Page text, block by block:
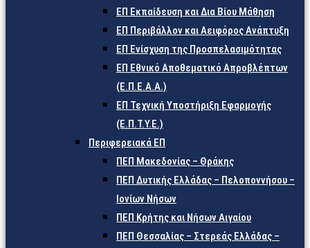
ΕΠ Εκπαίδευση και Δια Βίου Μάθηση
ΕΠ Περιβάλλον και Αειφόρος Ανάπτυξη
ΕΠ Ενίσχυση της Προσπελασιμότητας
ΕΠ Εθνικό Αποθεματικό Απροβλέπτων
(Ε.Π.Ε.Α.Α.)
ΕΠ Τεχνική Υποστήριξη Εφαρμογής
(Ε.Π.Τ.Υ.Ε.)
Περιφερειακά ΕΠ
ΠΕΠ Μακεδονίας – Θράκης
ΠΕΠ Δυτικής Ελλάδας – Πελοποννήσου –
Ιονίων Νήσων
ΠΕΠ Κρήτης και Νήσων Αιγαίου
ΠΕΠ Θεσσαλίας – Στερεάς Ελλάδας –